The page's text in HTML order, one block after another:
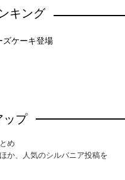
キング
ズケーキ登場
ップ
め
か、人気のシルバニア投稿を